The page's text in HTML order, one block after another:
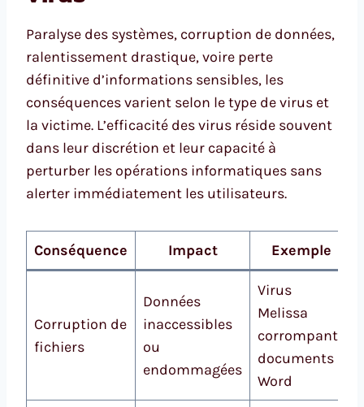
Paralyse des systèmes, corruption de données,
ralentissement drastique, voire perte
définitive d’informations sensibles, les
conséquences varient selon le type de virus et
la victime. L’efficacité des virus réside souvent
dans leur discrétion et leur capacité à
perturber les opérations informatiques sans
alerter immédiatement les utilisateurs.
Conséquence Impact Exemple
Corruption de
fichiers
Données
inaccessibles
ou
endommagées
Virus
Melissa
corrompant
documents
Word